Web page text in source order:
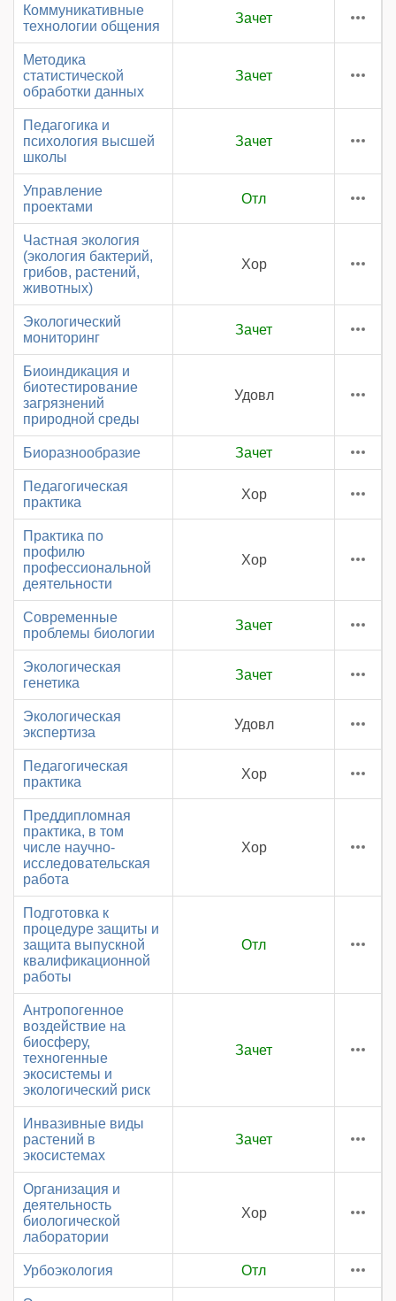
Коммуникативные
технологии общения
Зачет
Методика
статистической
обработки данных
Зачет
Педагогика и
психология высшей
школы
Зачет
Управление
проектами
Отл
Частная экология
(экология бактерий,
грибов, растений,
животных)
Хор
Экологический
мониторинг
Зачет
Биоиндикация и
биотестирование
загрязнений
природной среды
Удовл
Биоразнообразие Зачет
Педагогическая
практика
Хор
Практика по
профилю
профессиональной
деятельности
Хор
Современные
проблемы биологии
Зачет
Экологическая
генетика
Зачет
Экологическая
экспертиза
Удовл
Педагогическая
практика
Хор
Преддипломная
практика, в том
числе научно-
исследовательская
работа
Хор
Подготовка к
процедуре защиты и
защита выпускной
квалификационной
работы
Отл
Антропогенное
воздействие на
биосферу,
техногенные
экосистемы и
экологический риск
Зачет
Инвазивные виды
растений в
экосистемах
Зачет
Организация и
деятельность
биологической
лаборатории
Хор
Урбоэкология Отл